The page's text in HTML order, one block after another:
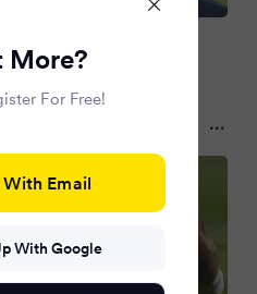
ans
More?
For Free!
Email
With Google